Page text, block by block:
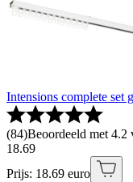
Intensions complete set
(84)Beoordeeld met 4.2
18.69
Prijs: 18.69 euro